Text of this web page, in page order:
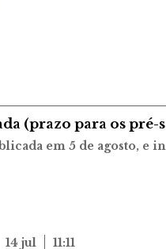
(prazo para os pré-
em 5 de agosto, e
14 jul 11:11